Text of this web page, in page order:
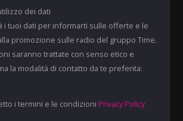
dei dati
i tuoi dati per informarti sulle offerte e le
promozione sulle radio del gruppo Time.
saranno trattate con senso etico e
la modalità di contatto da te preferita:
i termini e le condizioni Privacy Policy